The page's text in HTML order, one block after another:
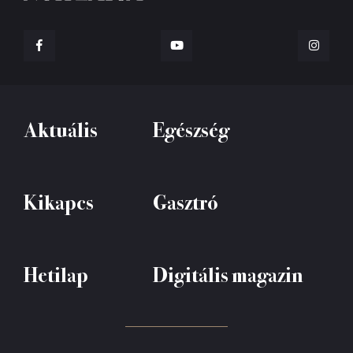
Aktuális Egészség
Kikapcs Gasztró
Hetilap Digitális magazin